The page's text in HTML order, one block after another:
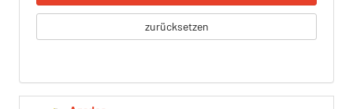
zurücksetzen